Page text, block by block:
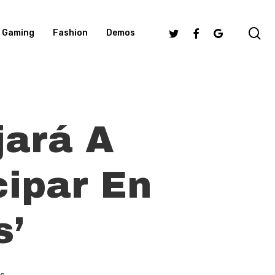
Gaming Fashion Demos TwitterFacebookGoogle-
A
En